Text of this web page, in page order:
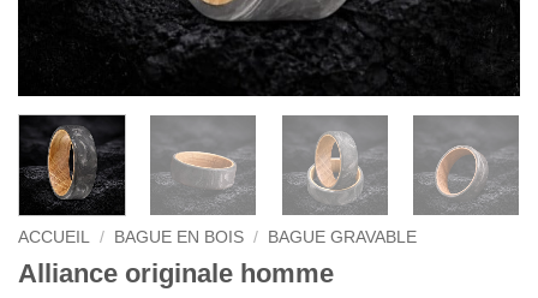
ACCUEIL / BAGUE EN BOIS / BAGUE GRAVABLE
Alliance originale homme